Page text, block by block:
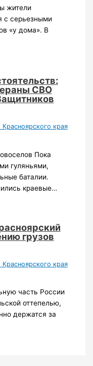
жители
с серьезными
«у дома». В
СВО
Красноярского края
Пока
гуляньями,
баталии.
краевые…
грузов
Красноярского края
часть России
оттепелью,
держатся за